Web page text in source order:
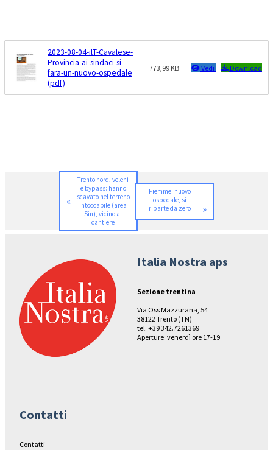
2023-08-04-ilT-Cavalese-
Provincia-ai-sindaci-si-
fara-un-nuovo-ospedale
(pdf)
773,99 KB Vedi Download
«
Trento nord, veleni
e bypass: hanno
scavato nel terreno
intoccabile (area
Sin), vicino al
cantiere
Fiemme: nuovo
ospedale, si
riparte da zero
»
Italia Nostra aps
Sezione trentina
Via Oss Mazzurana, 54
38122 Trento (TN)
tel. +39 342.7261369
Aperture: venerdì ore 17-19
Contatti
Contatti